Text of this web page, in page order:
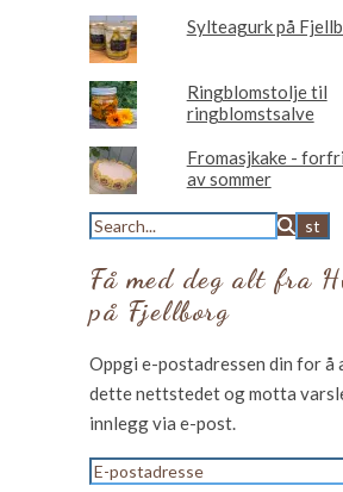
Sylteagurk på
Ringblomstolje til
ringblomstsalve
Fromasjkake -
av sommer
Få med deg alt fra
på Fjellborg
Oppgi e-postadressen din for å
dette nettstedet og motta
innlegg via e-post.
E-